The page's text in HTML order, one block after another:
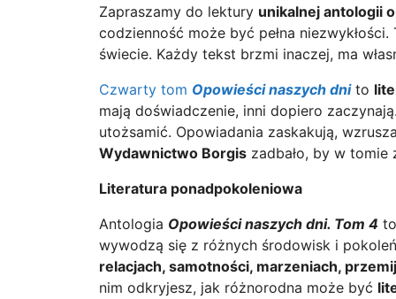
Zapraszamy do lektury unikalnej antologii
codzienność może być pełna
świecie. Każdy tekst brzmi inaczej, ma
Czwarty tom Opowieści naszych dnito
mają doświadczenie, inni dopiero
utożsamić. Opowiadania zaskakują,
Wydawnictwo Borgis zadbało, by w tomie
Literatura ponadpokoleniowa
Antologia Opowieści naszych dni. Tom 4
wywodzą się z różnych środowisk i
relacjach, samotności, marzeniach,
nim odkryjesz, jak różnorodna może być